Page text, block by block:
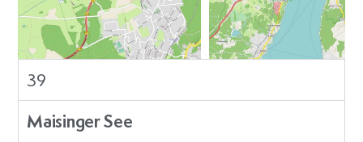
39
Maisinger See